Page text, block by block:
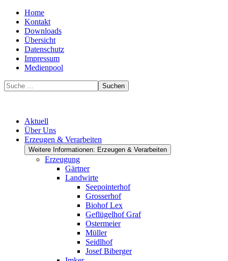
Home
Kontakt
Downloads
Übersicht
Datenschutz
Impressum
Medienpool
Suchen
Aktuell
Über Uns
Erzeugen & Verarbeiten
Weitere Informationen: Erzeugen & Verarbeiten
Erzeugung
Gärtner
Landwirte
Seepointerhof
Grosserhof
Biohof Lex
Geflügelhof Graf
Ostermeier
Müller
Seidlhof
Josef Biberger